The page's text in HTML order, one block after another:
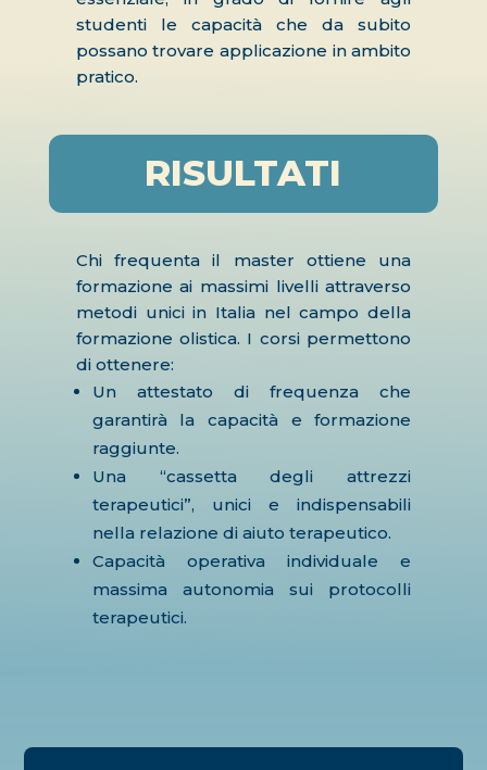
studenti le capacità che da subito
possano trovare applicazione in ambito
pratico.
RISULTATI
Chi frequenta il master ottiene una
formazione ai massimi livelli attraverso
metodi unici in Italia nel campo della
formazione olistica. I corsi permettono
di ottenere:
Un attestato di frequenza che
garantirà la capacità e formazione
raggiunte.
Una “cassetta degli attrezzi
terapeutici”, unici e indispensabili
nella relazione di aiuto terapeutico.
Capacità operativa individuale e
massima autonomia sui protocolli
terapeutici.